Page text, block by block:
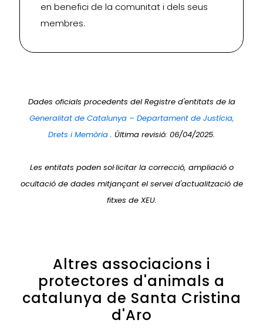
en benefici de la comunitat i dels seus
membres.
Dades oficials procedents del Registre d'entitats de la
Generalitat de Catalunya – Departament de Justícia,
Drets i Memòria . Última revisió: 06/04/2025.
Les entitats poden sol·licitar la correcció, ampliació o
ocultació de dades mitjançant el servei d'actualització de
fitxes de XEU.
Altres associacions i
protectores d'animals a
catalunya de Santa Cristina
d'Aro